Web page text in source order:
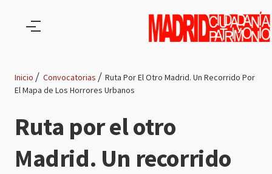
de
navegación
Inicio Convocatorias
Ruta Por El Otro Madrid. Un Recorrido Por
El Mapa de Los Horrores Urbanos
Ruta por el otro
Madrid. Un recorrido